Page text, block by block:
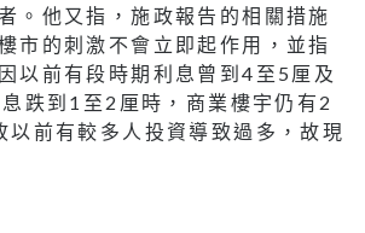
。他又指，施政報告的相關措施
市的刺激不會立即起作用，並指
以前有段時期利息曾到4至5厘及
跌到1至2厘時，商業樓宇仍有2
以前有較多人投資導致過多，故現